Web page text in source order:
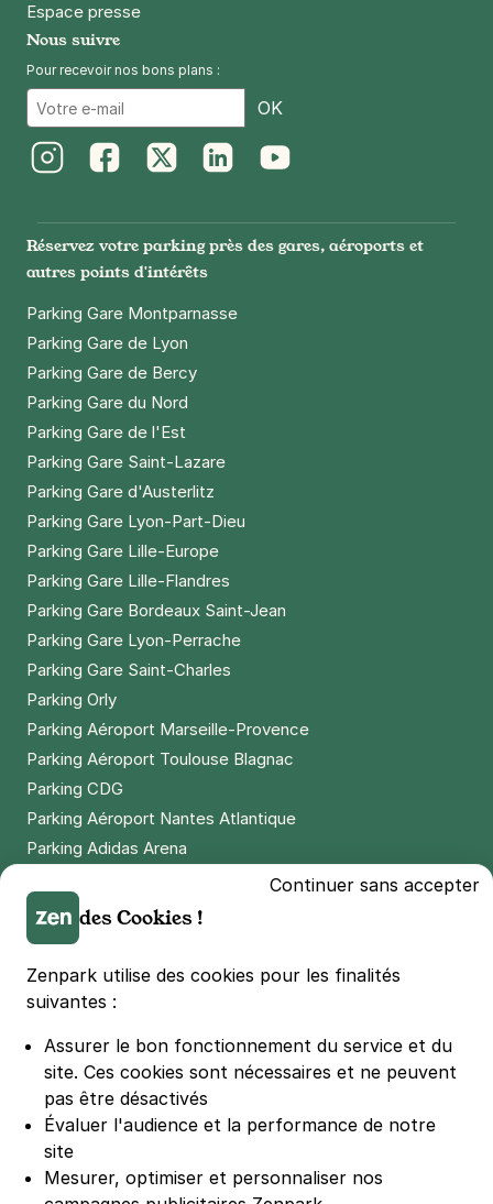
73 avenue Gambetta
2,50 € /heure 20 €/jour, 65 €/semaine
Paris - Gare de Lyon - Citadines
18 rue Chaligny
75012
4,3
3 € /heure 29 €/jour, 80 €/semaine
Réserver
+ Abonnements disponibles
Paris - Père Lachaise - Ligner
75020Paris
4,6(5 avis)
Réserver
34 rue de Bagnolet
75020
2,50 €/heure,20 €/jour,65 €/semaine
+ Abonnements disponibles
Paris - Père Lachaise - Réunion
121 rue de la Réunion
(454 avis)
2,50 €/heure,20 €/jour,65 €/semaine(tarifs dégressifs)
Espace presse
Nous suivre
Pour recevoir nos bons plans :
OK
Réservez votre parking près des gares, aéroports et
autres points d'intérêts
Parking Gare Montparnasse
Parking Gare de Lyon
Parking Gare de Bercy
Parking Gare du Nord
Parking Gare de l'Est
Parking Gare Saint-Lazare
Parking Gare d'Austerlitz
Parking Gare Lyon-Part-Dieu
Parking Gare Lille-Europe
Parking Gare Lille-Flandres
Parking Gare Bordeaux Saint-Jean
Parking Gare Lyon-Perrache
Parking Gare Saint-Charles
Parking Orly
Parking Aéroport Marseille-Provence
Parking Aéroport Toulouse Blagnac
Parking CDG
Parking Aéroport Nantes Atlantique
Parking Adidas Arena
Parking LDLC Arena
Parking Stade Pierre Mauroy
Parking Groupama Stadium
Parking Vélodrome
Parking Bercy
Parking La Défense Arena
Parking Les 4 temps
Parking Nation
Parking Porte de Versailles
Continuer sans accepter
des Cookies !
Zenpark utilise des cookies pour les finalités
suivantes :
Assurer le bon fonctionnement du service et du
site. Ces cookies sont nécessaires et ne peuvent
pas être désactivés
Évaluer l'audience et la performance de notre
site
Mesurer, optimiser et personnaliser nos